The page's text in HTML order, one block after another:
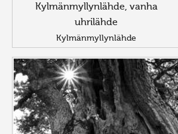
Kylmänmyllynlähde, vanha
uhrilähde
Kylmänmyllynlähde